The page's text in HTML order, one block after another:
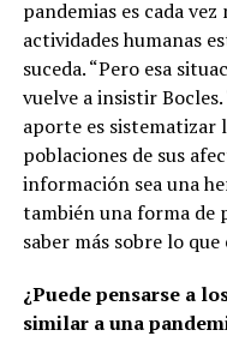
pandemias es cada
actividades humanas
suceda. “Pero esa
vuelve a insistir
aporte es sistematizar
poblaciones de sus
información sea una
también una forma de
saber más sobre lo que
¿Puede pensarse a
similar a una